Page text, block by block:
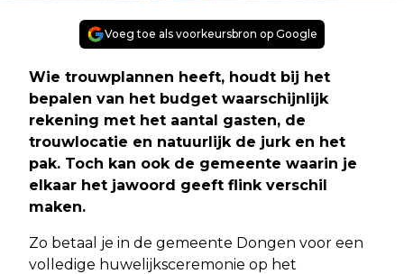
Voeg toe als voorkeursbron op Google
Wie trouwplannen heeft, houdt bij het
bepalen van het budget waarschijnlijk
rekening met het aantal gasten, de
trouwlocatie en natuurlijk de jurk en het
pak. Toch kan ook de gemeente waarin je
elkaar het jawoord geeft flink verschil
maken.
Zo betaal je in de gemeente Dongen voor een
volledige huwelijksceremonie op het